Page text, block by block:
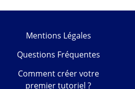
Mentions Légales
Questions Fréquentes
Comment créer votre
premier tutoriel ?